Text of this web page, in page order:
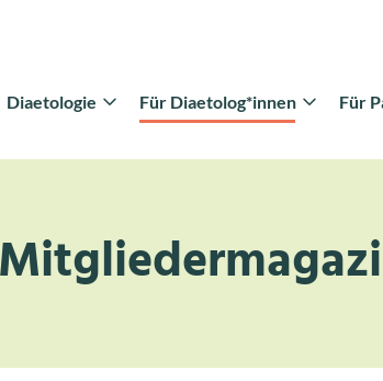
Diaetologie Für Diaetolog*innen Für